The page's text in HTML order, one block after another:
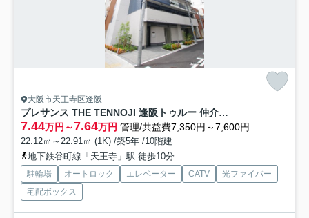
大阪市天王寺区逢阪
プレサンス THE TENNOJI 逢阪トゥルー 仲介手数料無料
7.44万円～7.64万円 管理/共益費7,350円～7,600円
22.12㎡～22.91㎡ (1K) /築5年 /10階建
地下鉄谷町線「天王寺」駅 徒歩10分
駐輪場 オートロック エレベーター CATV
光ファイバー
宅配ボックス